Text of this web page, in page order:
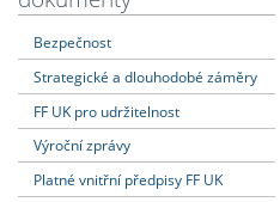
Dozvědět se více
Podat přihlášku
Dozvědět se více
Dozvědět se více
Dozvědět se více
Bezpečnost
Strategické a dlouhodobé záměry
FF UK pro udržitelnost
Výroční zprávy
Platné vnitřní předpisy FF UK